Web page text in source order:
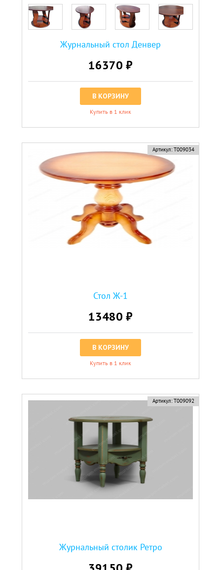
Журнальный стол Денвер
16370 ₽
В КОРЗИНУ
Купить в 1 клик
Артикул: Т009034
Стол Ж-1
13480 ₽
В КОРЗИНУ
Купить в 1 клик
Артикул: Т009092
Журнальный столик Ретро